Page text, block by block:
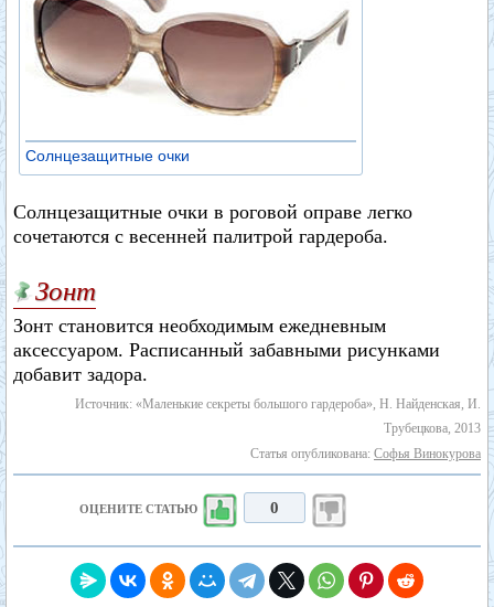
Солнцезащитные очки
Солнцезащитные очки в роговой оправе легко
сочетаются с весенней палитрой гардероба.
Зонт
Зонт становится необходимым ежедневным
аксессуаром. Расписанный забавными рисунками
добавит задора.
Источник: «Маленькие секреты большого гардероба», Н. Найденская, И.
Трубецкова, 2013
Статья опубликована: Софья Винокурова
ОЦЕНИТЕ СТАТЬЮ 0